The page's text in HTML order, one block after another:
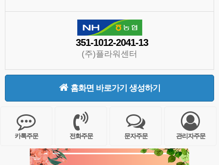
351-1012-2041-13
(주)플라워센터
홈화면 바로가기 생성하기
카톡주문 전화주문 문자주문 관리자주문